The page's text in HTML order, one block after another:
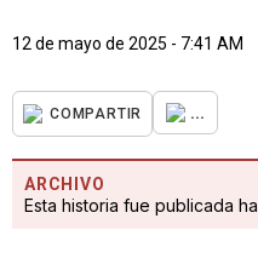
12 de mayo de 2025 - 7:41 AM
COMPARTIR ...
ARCHIVO
Esta historia fue publicada